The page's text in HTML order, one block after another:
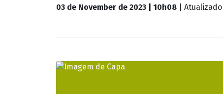
03 de November de 2023 | 10h08 | Atualizado